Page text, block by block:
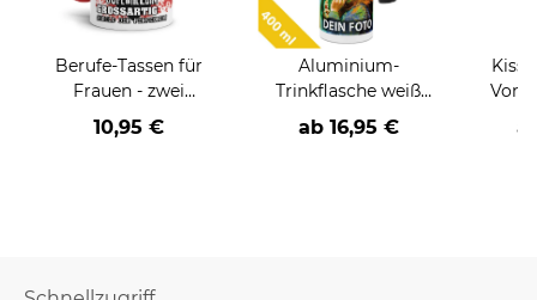
Berufe-Tassen für
Frauen - zwei
Farbvarianten
10,95 €
Aluminium-
Trinkflasche weiß
400 ml
ab 16,95 €
Von